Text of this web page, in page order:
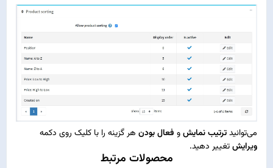
می‌توانیدترتیب نمایشو فعال بودن هر گزینه را با کلیک روی دکمه
ویرایشتغییر دهید.
محصولات مرتبط